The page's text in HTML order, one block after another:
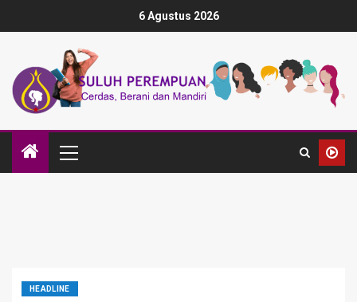
6 Agustus 2026
HEADLINE